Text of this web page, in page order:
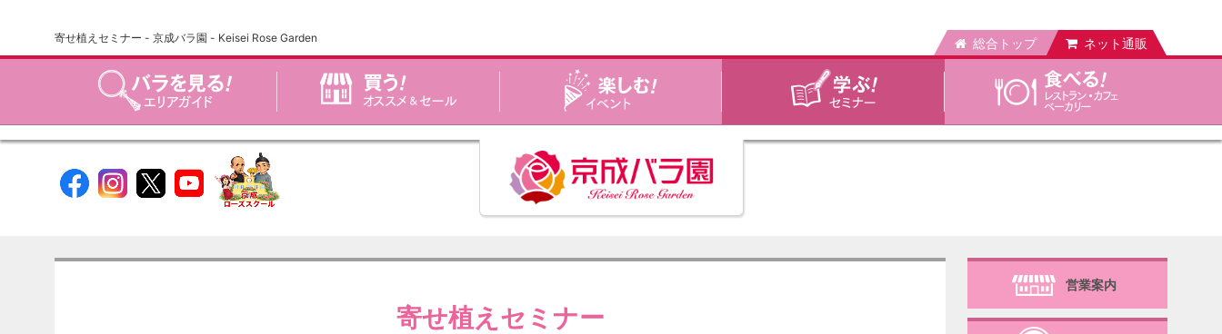
寄せ植えセミナー - 京成バラ園 - Keisei Rose Garden 総合トップ ネット通販
寄せ植えセミナー
営業案内